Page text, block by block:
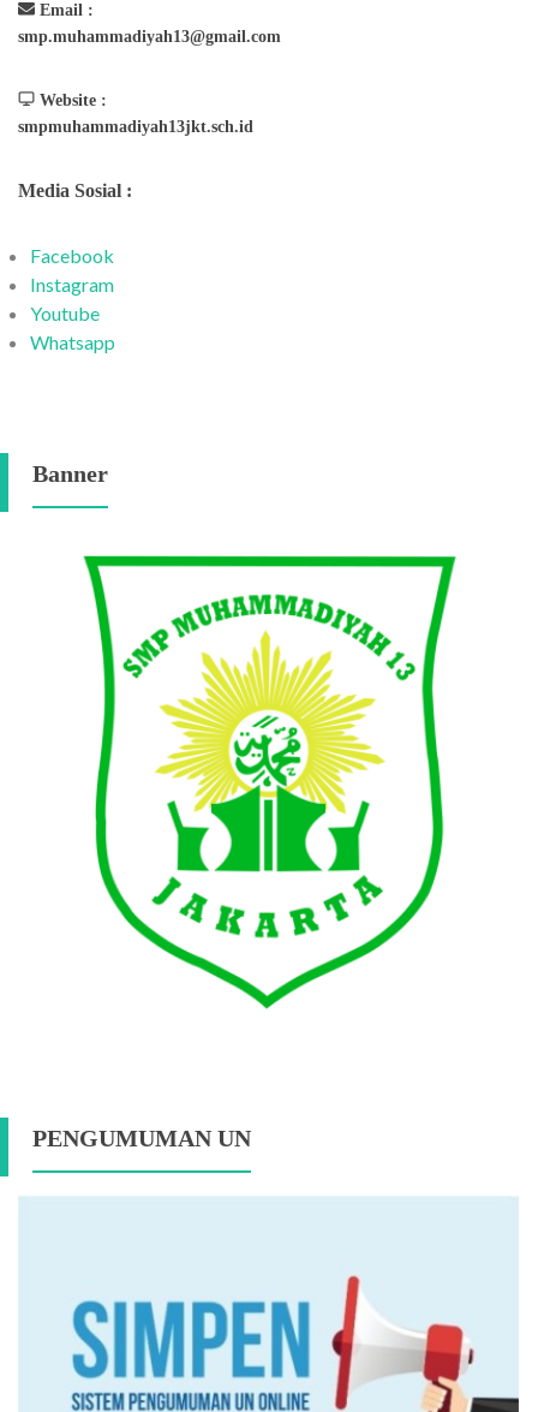
Email :
smp.muhammadiyah13@gmail.com
Website :
smpmuhammadiyah13jkt.sch.id
Media Sosial :
Facebook
Instagram
Youtube
Whatsapp
Banner
PENGUMUMAN UN